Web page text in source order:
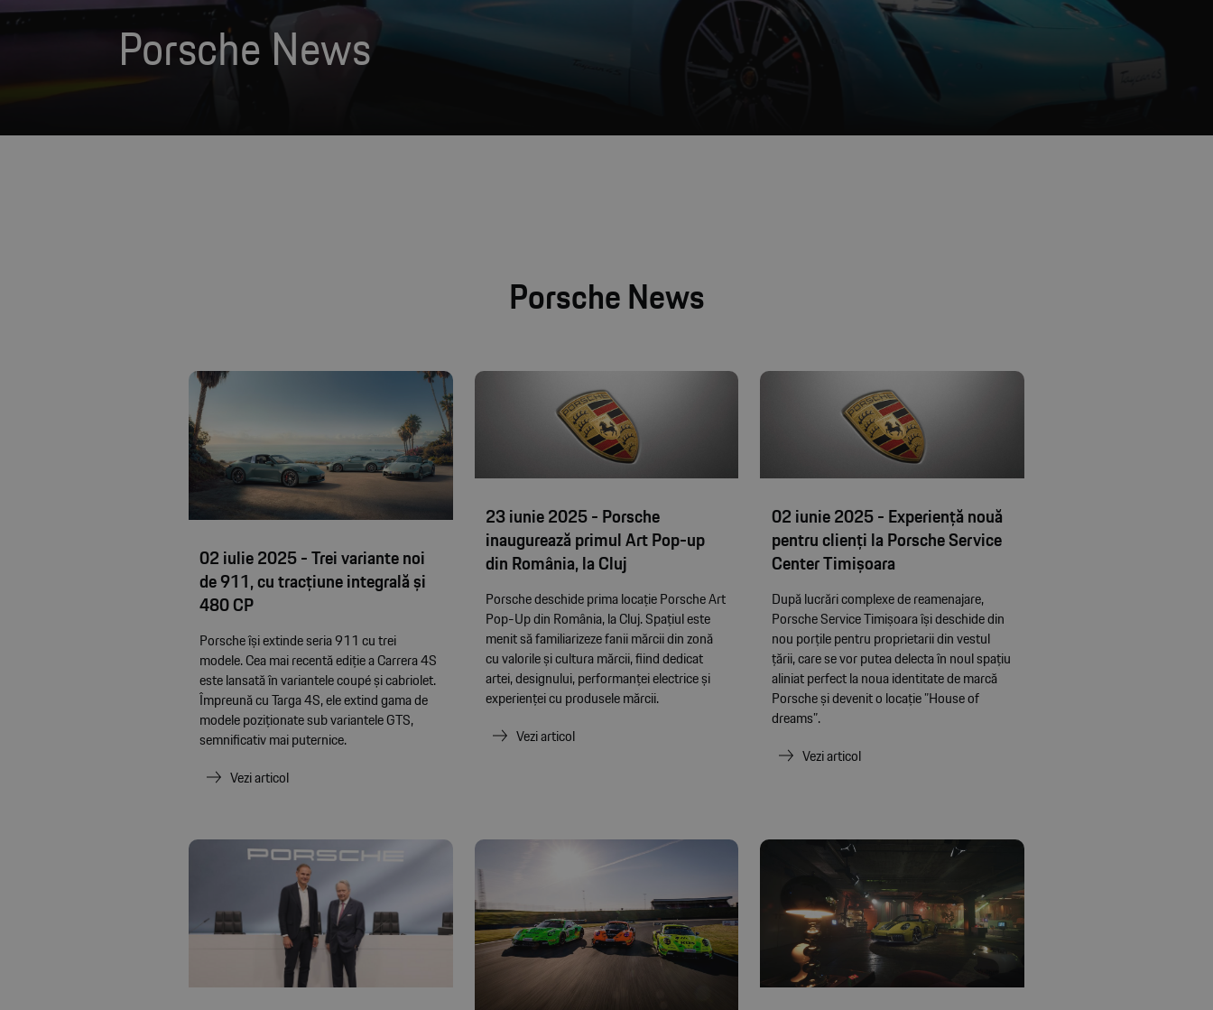
Porsche News
Porsche News
02 iulie 2025 - Trei variante noi
de 911, cu tracțiune integrală și
480 CP
Porsche își extinde seria 911 cu trei
modele. Cea mai recentă ediție a Carrera 4S
este lansată în variantele coupé și cabriolet.
Împreună cu Targa 4S, ele extind gama de
modele poziționate sub variantele GTS,
semnificativ mai puternice.
Vezi articol
23 iunie 2025 - Porsche
inaugurează primul Art Pop-up
din România, la Cluj
Porsche deschide prima locație Porsche Art
Pop-Up din România, la Cluj. Spațiul este
menit să familiarizeze fanii mărcii din zonă
cu valorile și cultura mărcii, fiind dedicat
artei, designului, performanței electrice și
experienței cu produsele mărcii.
Vezi articol
02 iunie 2025 - Experiență nouă
pentru clienți la Porsche Service
Center Timișoara
După lucrări complexe de reamenajare,
Porsche Service Timișoara își deschide din
nou porțile pentru proprietarii din vestul
țării, care se vor putea delecta în noul spațiu
aliniat perfect la noua identitate de marcă
Porsche și devenit o locație ”House of
dreams”.
Vezi articol